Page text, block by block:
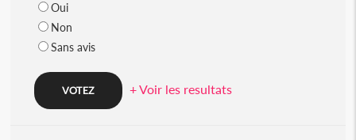
Oui
Non
Sans avis
+ Voir les resultats